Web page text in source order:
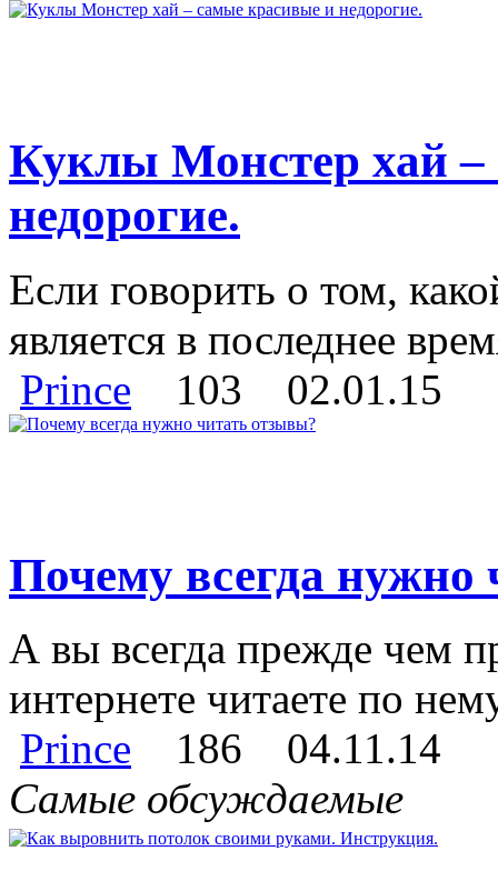
Куклы Монстер хай
недорогие.
Если говорить о том,
является в последнее
Prince
103 02.01.15
Почему всегда нужно
А вы всегда прежде чем
интернете читаете по
Prince
186
04.11.14
Самые обсуждаемые